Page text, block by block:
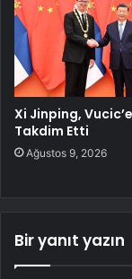
Xi Jinping,
Takdim Etti
Ağustos 9, 2026
Bir yanıt yazın